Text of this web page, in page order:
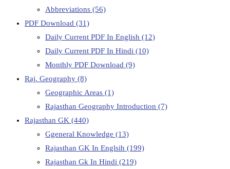
Abbreviations (56)
PDF Download (31)
Daily Current PDF In English (12)
Daily Current PDF In Hindi (10)
Monthly PDF Download (9)
Raj. Geography (8)
Geographic Areas (1)
Rajasthan Geography Introduction (7)
Rajasthan GK (440)
Ggeneral Knowledge (13)
Rajasthan GK In Englsih (199)
Rajasthan Gk In Hindi (219)